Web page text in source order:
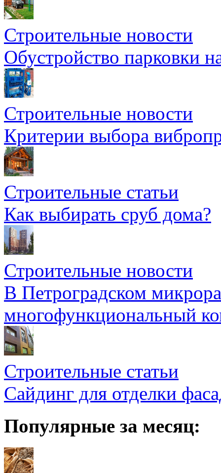
Строительные новости
Обустройство парковки
Строительные новости
Критерии выбора
Строительные статьи
Как выбирать сруб дома?
Строительные новости
В Петроградском
многофункциональный
Строительные статьи
Сайдинг для отделки
Популярные за месяц: